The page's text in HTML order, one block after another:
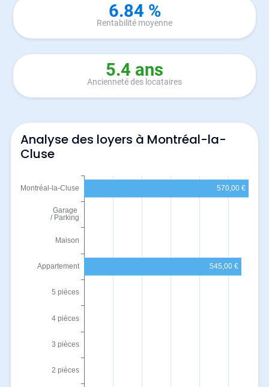
6.84 %
Rentabilité moyenne
5.4 ans
Ancienneté des locataires
Analyse des loyers à Montréal-la-
Cluse